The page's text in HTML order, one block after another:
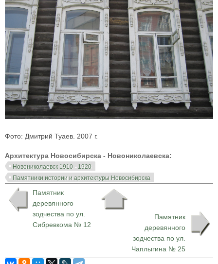
Фото: Дмитрий Туаев. 2007 г.
Архитектура Новосибирска - Новониколаевска:
Новониколаевск 1910 - 1920
Памятники истории и архитектуры Новосибирска
Памятник
деревянного
зодчества по ул.
Сибревкома № 12
Памятник
деревянного
зодчества по ул.
Чаплыгина № 25